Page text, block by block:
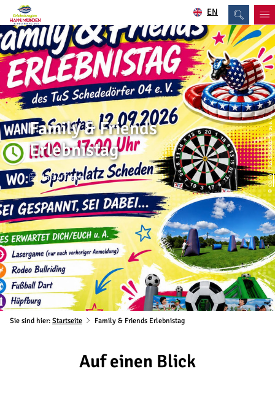
EN
©
CC-BY
| TuS Schededörfer 04 e. V.
Family & Friends
Erlebnistag
In 34 Tagen
Sie sind hier: Startseite Family & Friends Erlebnistag
Auf einen Blick